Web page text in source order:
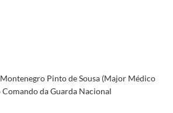
Pinto de Sousa (Major Médico
Comando da Guarda Nacional